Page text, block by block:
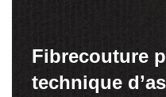
Fibrecouture
technique